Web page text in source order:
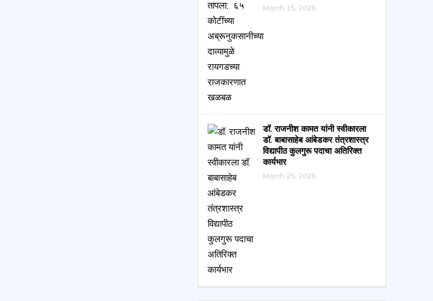
March 15, 2026
डॉ. राजनीश कामत यांनी स्वीकारला
डॉ. बाबासाहेब आंबेडकर तंत्रशास्त्र
विद्यापीठ कुलगुरू पदाचा अतिरिक्त
कार्यभार
March 25, 2026